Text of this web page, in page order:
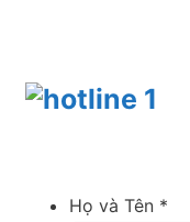
Họ và Tên *